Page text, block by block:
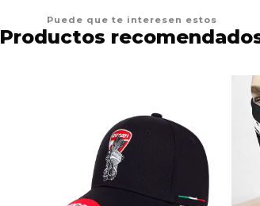
Puede que te interesen estos
Productos